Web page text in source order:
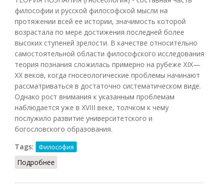
философии и русской философской мысли на
протяжении всей ее истории, значимость которой
возрастала по мере достижения последней более
высоких ступеней зрелости. В качестве относительно
самостоятельной области философского исследования
теория познания сложилась примерно на рубеже XIX—
XX веков, когда гносеологические проблемы начинают
рассматриваться в достаточно систематическом виде.
Однако рост внимания к указанным проблемам
наблюдается уже в XVIII веке, толчком к чему
послужило развитие университетского и
богословского образования.
Tags:
Философия
Подробнее